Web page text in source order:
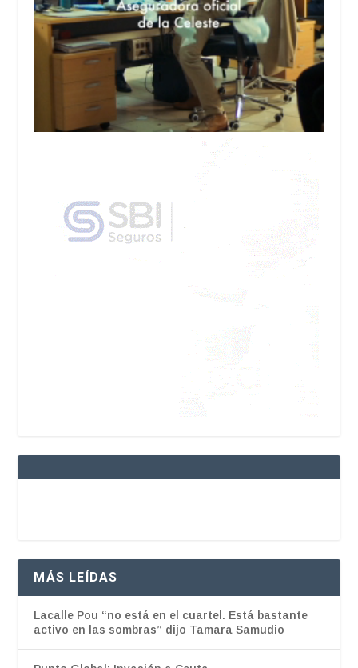
MÁS LEÍDAS
Lacalle Pou “no está en el cuartel. Está bastante
activo en las sombras” dijo Tamara Samudio